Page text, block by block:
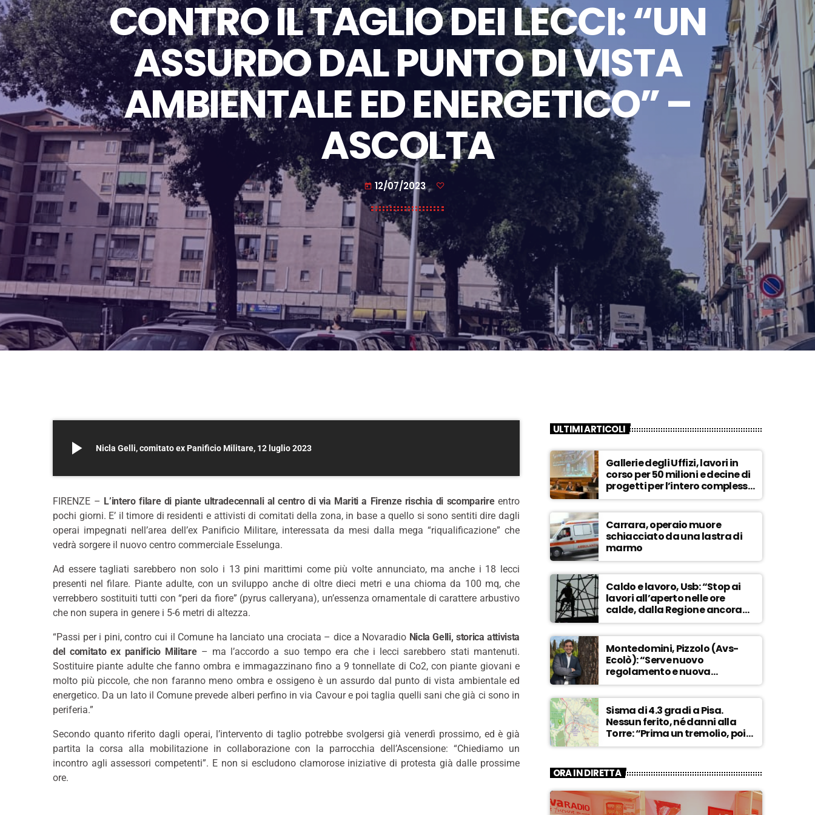
CONTRO IL TAGLIO DEI LECCI: “UN
ASSURDO DAL PUNTO DI VISTA
AMBIENTALE ED ENERGETICO” –
ASCOLTA
today 12/07/2023
play_arrow Nicla Gelli, comitato ex Panificio Militare, 12 luglio 2023
FIRENZE – L’intero filare di piante ultradecennali al centro di via Mariti a Firenze rischia di scomparireentro
pochi giorni. E’ il timore di residenti e attivisti di comitati della zona, in base a quello si sono sentiti dire dagli
operai impegnati nell’area dell’ex Panificio Militare, interessata da mesi dalla mega “riqualificazione” che
vedrà sorgere il nuovo centro commerciale Esselunga.
Ad essere tagliati sarebbero non solo i 13 pini marittimi come più volte annunciato, ma anche i 18 lecci
presenti nel filare. Piante adulte, con un sviluppo anche di oltre dieci metri e una chioma da 100 mq, che
verrebbero sostituiti tutti con “peri da fiore” (pyrus calleryana), un’essenza ornamentale di carattere arbustivo
che non supera in genere i 5-6 metri di altezza.
“Passi per i pini, contro cui il Comune ha lanciato una crociata – dice a Novaradio Nicla Gelli, storica attivista
del comitato ex panificio Militare– ma l’accordo a suo tempo era che i lecci sarebbero stati mantenuti.
Sostituire piante adulte che fanno ombra e immagazzinano fino a 9 tonnellate di Co2, con piante giovani e
molto più piccole, che non faranno meno ombra e ossigeno è un assurdo dal punto di vista ambientale ed
energetico. Da un lato il Comune prevede alberi perfino in via Cavour e poi taglia quelli sani che già ci sono in
periferia.”
Secondo quanto riferito dagli operai, l’intervento di taglio potrebbe svolgersi già venerdì prossimo, ed è già
partita la corsa alla mobilitazione in collaborazione con la parrocchia dell’Ascensione: “Chiediamo un
incontro agli assessori competenti”. E non si escludono clamorose iniziative di protesta già dalle prossime
ore.
ULTIMI ARTICOLI
Gallerie degli Uffizi, lavori in
corso per 50 milioni e decine di
progetti per l’intero complesso
museale – ASCOLTA
Carrara, operaio muore
schiacciato da una lastra di
marmo
Caldo e lavoro, Usb: “Stop ai
lavori all’aperto nelle ore
calde, dalla Regione ancora
nessuna risposta” – ASCOLTA
Montedomini, Pizzolo (Avs-
Ecolò): “Serve nuovo
regolamento e nuova
governance. La vecchia
dirigenza inadatta a guidare
la svolta” – ASCOLTA
Sisma di 4.3 gradi a Pisa.
Nessun ferito, né danni alla
Torre: “Prima un tremolio, poi
due scosse forti di 3/4 secondi”
ORA IN DIRETTA